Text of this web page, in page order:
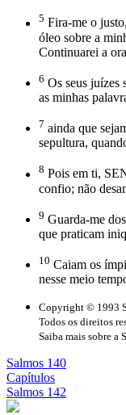
5 Fira-me o
óleo sobre a
Continuarei a
6 Os seus juízes
as minhas
7 ainda que
sepultura,
8 Pois em ti,
confio; não
9 Guarda-me
que praticam
10 Caiam os
nesse meio
Copyright © 1993
Todos os direitos
Saiba mais sobre a
Salmos 140
Capítulos
Salmos 142